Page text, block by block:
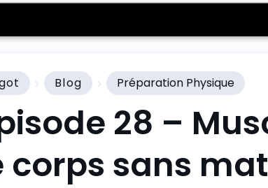
Blog Préparation Physique
28 –
corps sans